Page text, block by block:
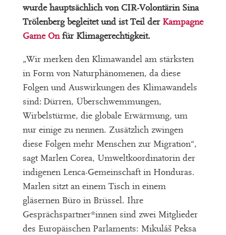
wurde hauptsächlich von CIR-Volontärin Sina
Trölenberg begleitet und ist Teil der Kampagne
Game Onfür Klimagerechtigkeit.
„Wir merken den Klimawandel am stärksten
in Form von Naturphänomenen, da diese
Folgen und Auswirkungen des Klimawandels
sind: Dürren, Überschwemmungen,
Wirbelstürme, die globale Erwärmung, um
nur einige zu nennen. Zusätzlich zwingen
diese Folgen mehr Menschen zur Migration“,
sagt Marlen Corea, Umweltkoordinatorin der
indigenen Lenca-Gemeinschaft in Honduras.
Marlen sitzt an einem Tisch in einem
gläsernen Büro in Brüssel. Ihre
Gesprächspartner*innen sind zwei Mitglieder
des Europäischen Parlaments: Mikuláš Peksa